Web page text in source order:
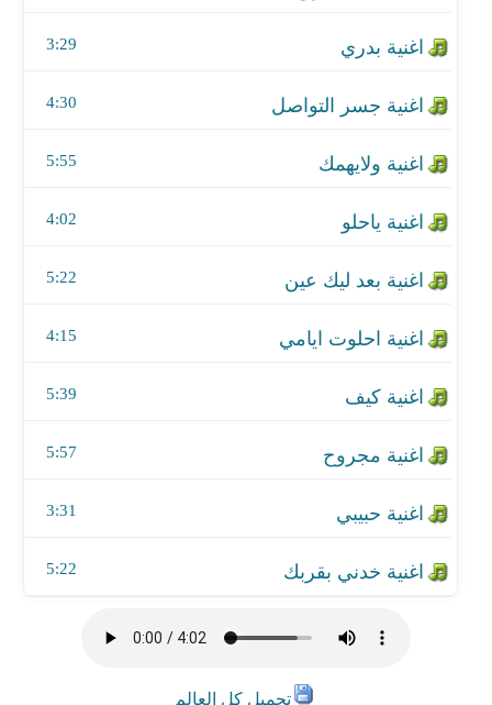
3:29
4:30
5:55
4:02
5:22
4:15
اغنية كيف
5:39
اغنية مجروح
5:57
3:31
5:22
تحميل كل العالم